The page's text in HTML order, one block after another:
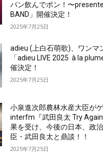
パン飲んでポン！〜
BAND」開催決定！
2025年7月25日
adieu (上白石萌歌)、ワンマ
「adieu LIVE 2025 à la
催決定！
2025年7月25日
小泉進次郎農林水産大臣が
interfm『武田良太 Try
果を受け、今後の日本、政
臣・武田良太と鼎談！！
2025年7月25日